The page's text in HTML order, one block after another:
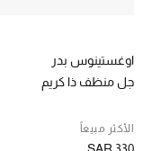
جميع الحقائب النسائية
جميع الإكسسورات النسائية
اوغستينوس بدر
جل منظف ذا كريم
الأكثر مبيعاً